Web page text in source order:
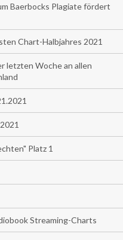
Baerbocks Plagiate fördert
Chart-Halbjahres 2021
letzten Woche an allen
Platz 1
Streaming-Charts